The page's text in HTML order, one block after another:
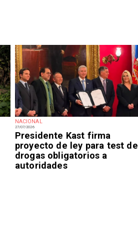
NACIONAL
27/07/2026
Presidente Kast firma
proyecto de ley para test de
drogas obligatorios a
autoridades